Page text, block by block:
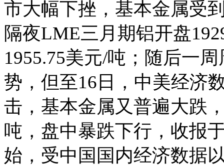
市大幅下挫，基本金属受
隔夜LME三月期铝开盘
1955.75美元/吨；随后一
势，但至16日，中美经济
击，基本金属又普遍大跌
吨，盘中暴跌下行，收报
始，受中国国内经济数据